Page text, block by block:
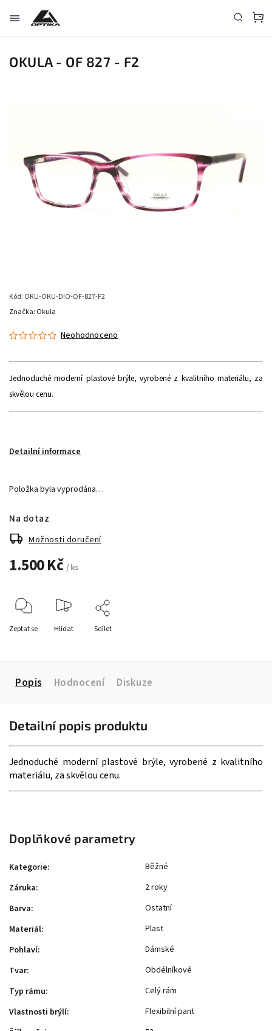
OKULA - OF 827 - F2
Kód: OKU-OKU-DIO-OF-827-F2
Neohodnoceno
Jednoduché moderní plastové brýle, vyrobené z kvalitního materiálu, za
skvělou cenu.
Detailní informace
Značka: Okula
Položka byla vyprodána…
1.500 Kč / ks
Na dotaz
Možnosti doručení
Zeptat se Hlídat Sdílet
Popis Hodnocení Diskuze
Detailní popis produktu
Jednoduché moderní plastové brýle, vyrobené z kvalitního
materiálu, za skvělou cenu.
Doplňkové parametry
Kategorie:
Běžné
Záruka:
2 roky
Barva:
Ostatní
Materiál:
Plast
Pohlaví:
Dámské
Tvar:
Obdélníkové
Typ rámu:
Celý rám
Vlastnosti brýlí:
Flexibilní pant